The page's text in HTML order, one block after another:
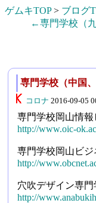
ゲムキTOP> ブログ
←専門学校（九
専門学校（中国、
コロナ 2016-09-05
専門学校岡山情
http://www.oic-
専門学校岡山ビ
http://
穴吹デザイン専門
http://